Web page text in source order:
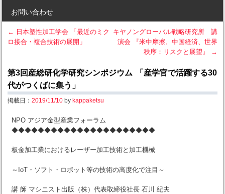
お問い合わせ
Post navigation
← 日本塑性加工学会 「最近のミク
ロ接合・複合技術の展開」
キヤノングローバル戦略研究所 講
演会 『米中摩擦、中国経済、世界
秩序：リスクと展望』
→
第3回産総研化学研究シンポジウム 「産学官で活躍する30
代がつくばに集う」
掲載日： 2019/11/10by kappaketsu
NPO アジア金型産業フォーラム
◆◆◆◆◆◆◆◆◆◆◆◆◆◆◆◆◆◆◆◆◆◆
板金加工業におけるレーザー加工技術と加工機械
～IoT・ソフト・ロボット等の技術の高度化で注目～
講 師 マシニスト出版（株）代表取締役社長 石川 紀夫